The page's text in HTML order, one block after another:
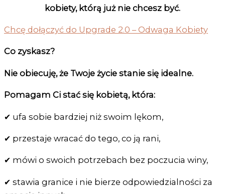
kobiety, którą już nie chcesz być.
Chcę dołączyć do Upgrade 2.0 – Odwaga Kobiety
Co zyskasz?
Nie obiecuję, że Twoje życie stanie się idealne.
Pomagam Ci stać się kobietą, która:
✔ ufa sobie bardziej niż swoim lękom,
✔ przestaje wracać do tego, co ją rani,
✔ mówi o swoich potrzebach bez poczucia winy,
✔ stawia granice i nie bierze odpowiedzialności za